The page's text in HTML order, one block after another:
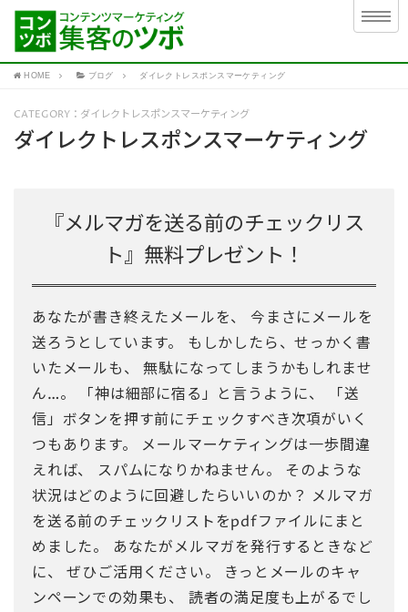
HOME ブログ ダイレクトレスポンスマーケティング
CATEGORY：ダイレクトレスポンスマーケティング
ダイレクトレスポンスマーケティング
『メルマガを送る前のチェックリス
ト』無料プレゼント！
あなたが書き終えたメールを、 今まさにメールを
送ろうとしています。 もしかしたら、せっかく書
いたメールも、 無駄になってしまうかもしれませ
ん…。 「神は細部に宿る」と言うように、 「送
信」ボタンを押す前にチェックすべき次項がいく
つもあります。 メールマーケティングは一歩間違
えれば、 スパムになりかねません。 そのような
状況はどのように回避したらいいのか？ メルマガ
を送る前のチェックリストをpdfファイルにまと
めました。 あなたがメルマガを発行するときなど
に、 ぜひご活用ください。 きっとメールのキャ
ンペーンでの効果も、 読者の満足度も上がるでし